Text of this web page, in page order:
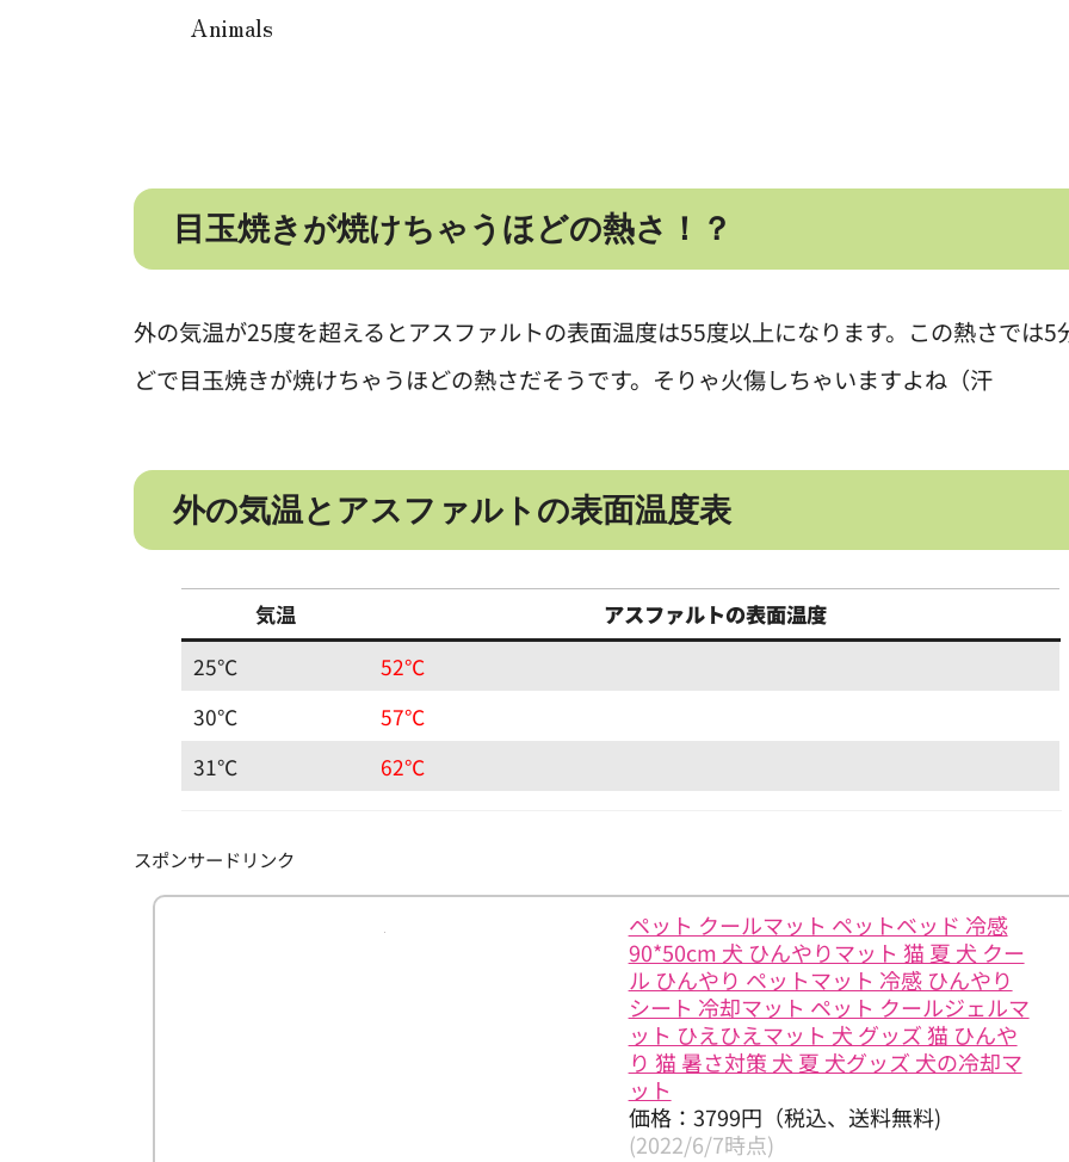
Animals
目玉焼きが焼けちゃうほどの熱さ！？
外の気温が25度を超えるとアスファルトの表面温度は55度以上になります。この熱さでは5
どで目玉焼きが焼けちゃうほどの熱さだそうです。そりゃ火傷しちゃいますよね（汗
外の気温とアスファルトの表面温度表
気温
アスファルトの表面温度
25℃
52℃
30℃
57℃
31℃
62℃
スポンサードリンク
ペット クールマット ペットベッド 冷感
90*50cm 犬 ひんやりマット 猫 夏 犬 クー
ル ひんやり ペットマット 冷感 ひんやり
シート 冷却マット ペット クールジェルマ
ット ひえひえマット 犬 グッズ 猫 ひんや
り 猫 暑さ対策 犬 夏 犬グッズ 犬の冷却マ
ット
価格：3799円（税込、送料無料)
(2022/6/7時点)